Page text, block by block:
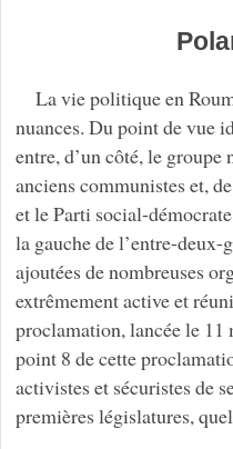
La vie politique en
nuances. Du point de vue
entre, d’un côté, le groupe
anciens communistes et,
et le Parti social-
la gauche de l’entre-deux-
ajoutées de nombreuses
extrêmement active et
proclamation, lancée le 11
point 8 de cette
activistes et sécuristes de
premières législatures,